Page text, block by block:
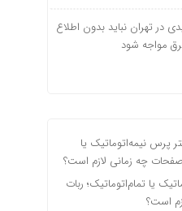
در تهران نباید بدون اطلاع
مواجه شود
پرس نیمه‌اتوماتیک یا
صفحات چه زمانی لازم است؟
یا تمام‌اتوماتیک؛ ربات
است؟